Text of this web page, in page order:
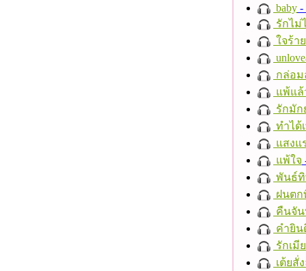
baby -
รักไม่
ใจร้าย
กล่อม
แพ้แล้
รักมัก
ทำได้
แสงแ
แพ้ใจ
พันธ์
ฝนตก
คืนจั
คำยิน
รักเมี
เต้ยสั่